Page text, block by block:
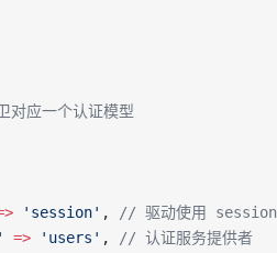
对应一个认证模型
'session' , // 驱动使用 session
=> 'users' , // 认证服务提供者